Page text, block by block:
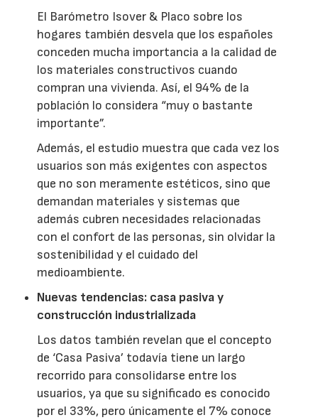
El Barómetro Isover & Placo sobre los
hogares también desvela que los españoles
conceden mucha importancia a la calidad de
los materiales constructivos cuando
compran una vivienda. Así, el 94% de la
población lo considera “muy o bastante
importante”.
Además, el estudio muestra que cada vez los
usuarios son más exigentes con aspectos
que no son meramente estéticos, sino que
demandan materiales y sistemas que
además cubren necesidades relacionadas
con el confort de las personas, sin olvidar la
sostenibilidad y el cuidado del
medioambiente.
Nuevas tendencias: casa pasiva y
construcción industrializada
Los datos también revelan que el concepto
de ‘Casa Pasiva’ todavía tiene un largo
recorrido para consolidarse entre los
usuarios, ya que su significado es conocido
por el 33%, pero únicamente el 7% conoce